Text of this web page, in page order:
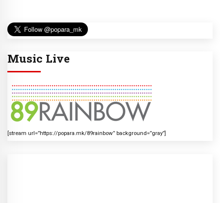
Music Live
[stream url=”https://popara.mk/89rainbow” background=”gray”]